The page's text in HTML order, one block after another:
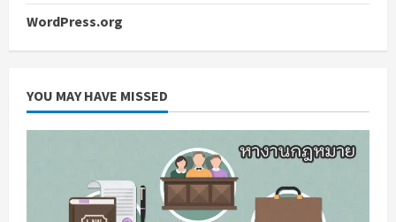
WordPress.org
YOU MAY HAVE MISSED